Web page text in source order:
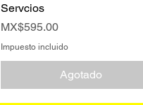
Servcios
Precio
MX$595.00
Impuesto incluido
Agotado